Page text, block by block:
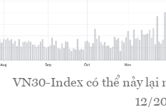
VN30-Index có thể nảy lại
12/